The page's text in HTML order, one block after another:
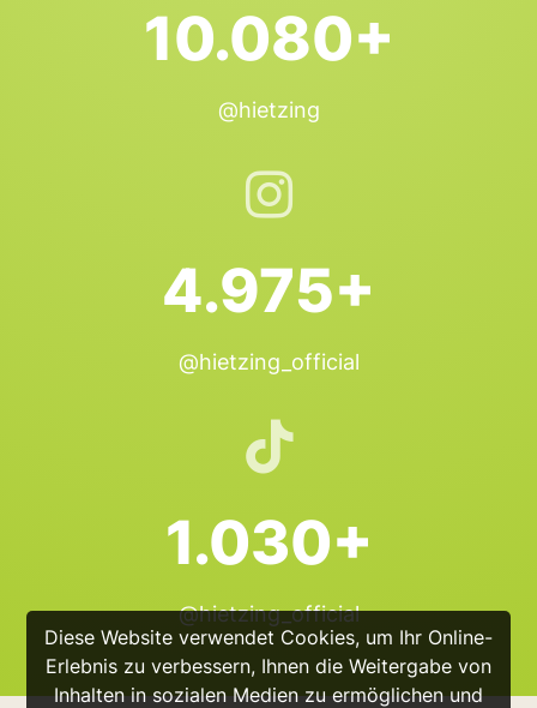
Diese Website verwendet Cookies, um Ihr Online-
Erlebnis zu verbessern, Ihnen die Weitergabe von
Inhalten in sozialen Medien zu ermöglichen und
10.080+
@hietzing
4.975+
@hietzing_official
1.030+
@hietzing_official